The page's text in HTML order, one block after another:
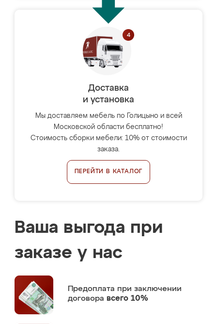
Доставка
и установка
Мы доставляем мебель по Голицыно и всей
Московской области бесплатно!
Стоимость сборки мебели: 10% от стоимости
заказа.
ПЕРЕЙТИ В КАТАЛОГ
Ваша выгода при
заказе у нас
Предоплата при заключении
договора всего 10%